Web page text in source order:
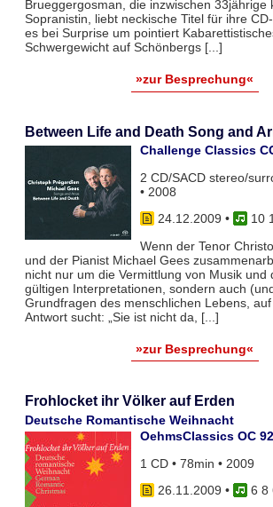
Brueggergosman, die inzwischen 33jährige
Sopranistin, liebt neckische Titel für ihre
es bei Surprise um pointiert
Schwergewicht auf Schönbergs [...]
»zur Besprechung«
Between Life and Death Song and
Challenge Classics
2 CD/SACD stereo/
• 2008
24.12.2009 •
10
Wenn der Tenor
und der Pianist Michael Gees
nicht nur um die Vermittlung von Musik und
gültigen Interpretationen, sondern auch
Grundfragen des menschlichen Lebens,
Antwort sucht: „Sie ist nicht da, [...]
»zur Besprechung«
Frohlocket ihr Völker auf Erden
Deutsche Romantische Weihnacht
OehmsClassics OC
1 CD • 78min • 2009
26.11.2009 •
6 8